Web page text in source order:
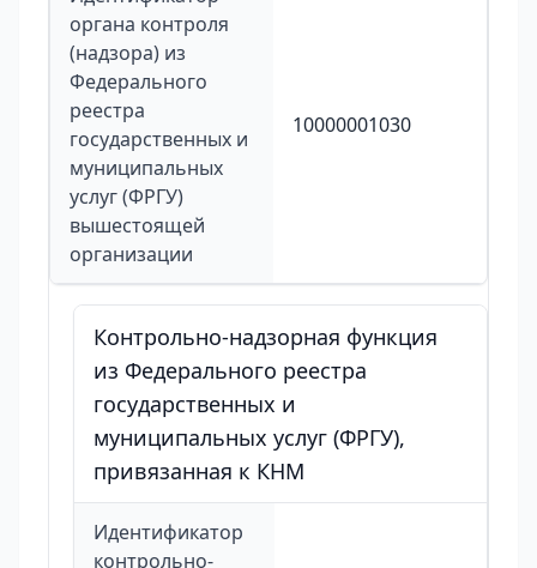
органа контроля
(надзора) из
Федерального
реестра
государственных и
муниципальных
услуг (ФРГУ)
вышестоящей
организации
10000001030
Контрольно-надзорная функция
из Федерального реестра
государственных и
муниципальных услуг (ФРГУ),
привязанная к КНМ
Идентификатор
контрольно-